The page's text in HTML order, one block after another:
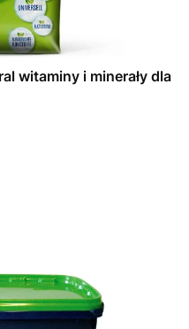
witaminy i minerały dla